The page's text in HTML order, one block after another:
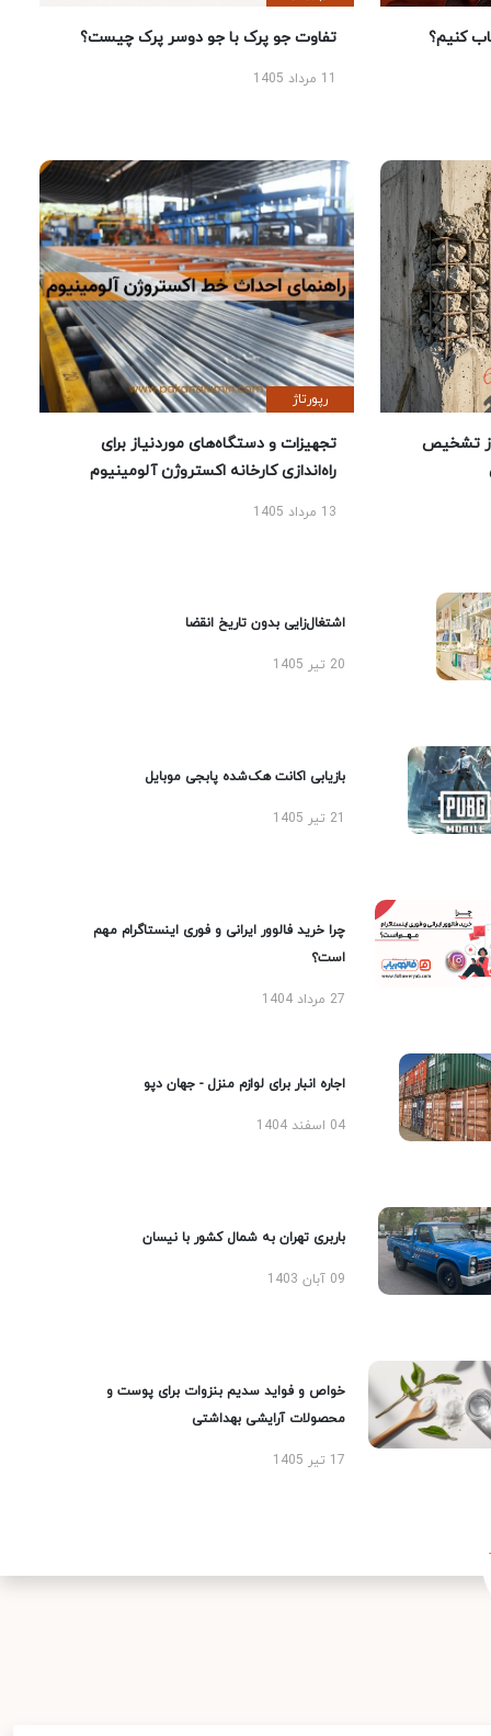
کنیم؟ تفاوت جو پرک با جو دوسر پرک چیست؟
تشخیص
رپورتاژ
تجهیزات و دستگاه‌های موردنیاز برای
راه‌اندازی کارخانه اکستروژن آلومینیوم
13 مرداد 1405
اشتغال‌زایی بدون تاریخ انقضا
20 تیر 1405
بازیابی اکانت هک‌شده پابجی موبایل
چرا خرید فالوور ایرانی و فوری اینستاگرام مهم
است؟
27 مرداد 1404
اجاره انبار برای لوازم منزل - جهان دپو
04 اسفند 1404
باربری تهران به شمال کشور با نیسان
09 آبان 1403
خواص و فواید سدیم بنزوات برای پوست و
محصولات آرایشی بهداشتی
17 تیر 1405